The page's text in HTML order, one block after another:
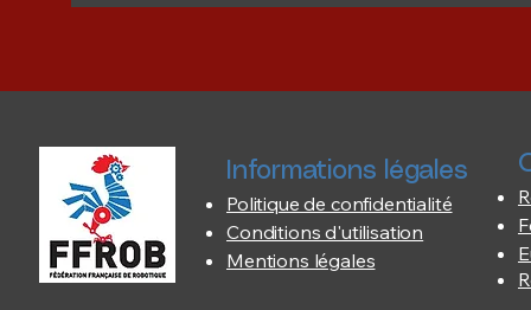
Informations légales
Politique de confidentialité
Conditions d'utilisation
Mentions légales